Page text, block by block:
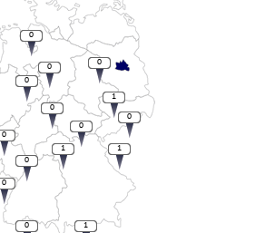
1
0
0
1
0
0
0
0
0
0
0
0
0
1
1